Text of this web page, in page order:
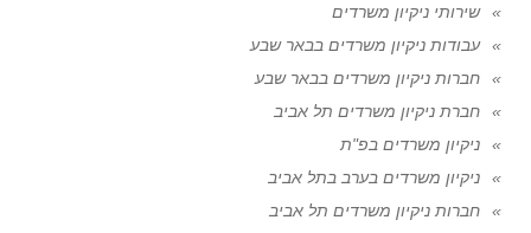
שירותי ניקיון משרדים
עבודות ניקיון משרדים בבאר שבע
חברות ניקיון משרדים בבאר שבע
חברת ניקיון משרדים תל אביב
ניקיון משרדים בפ"ת
ניקיון משרדים בערב בתל אביב
חברות ניקיון משרדים תל אביב